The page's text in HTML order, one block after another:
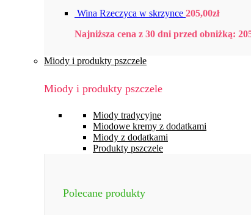
Wina Rzeczyca w skrzynce 205,00zł
Najniższa cena z 30 dni przed obniżką:
Miody i produkty pszczele
Miody i produkty pszczele
Miody tradycyjne
Miodowe kremy z dodatkami
Miody z dodatkami
Produkty pszczele
Polecane produkty